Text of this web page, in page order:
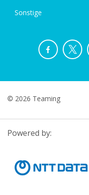
Sonstige
© 2026 Teaming
Powered by: